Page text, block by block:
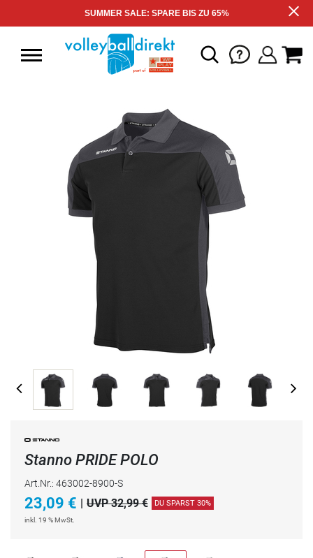
SUMMER SALE: SPARE BIS ZU 65%
Stanno PRIDE POLO
Art.Nr.: 463002-8900-S
23,09 € | UVP 32,99 € DU SPARST 30%
inkl. 19 % MwSt.